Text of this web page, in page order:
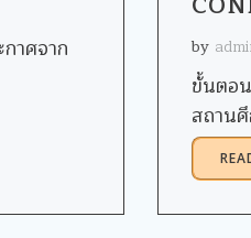
าศจาก
by
ขั้นตอ
สถาน